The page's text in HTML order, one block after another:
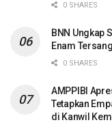
0 SHARES
BNN Ungkap
Enam
0 SHARES
AMPPIBI
Tetapkan
di Kanwil